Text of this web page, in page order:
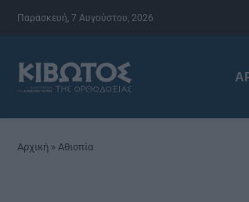
Παρασκευή, 7 Αυγούστου, 2026
Αρχική » Αθιοπία